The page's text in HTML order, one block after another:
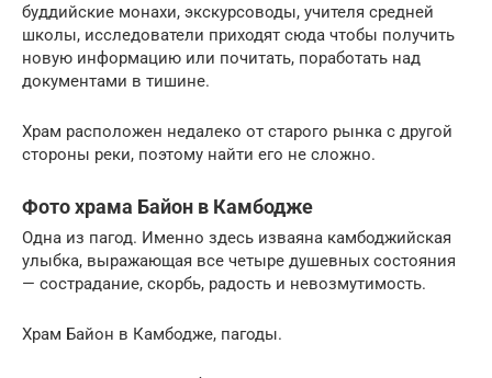
буддийские монахи, экскурсоводы, учителя средней
школы, исследователи приходят сюда чтобы получить
новую информацию или почитать, поработать над
документами в тишине.
Храм расположен недалеко от старого рынка с другой
стороны реки, поэтому найти его не сложно.
Фото храма Байон в Камбодже
Одна из пагод. Именно здесь изваяна камбоджийская
улыбка, выражающая все четыре душевных состояния
— сострадание, скорбь, радость и невозмутимость.
Храм Байон в Камбодже, пагоды.